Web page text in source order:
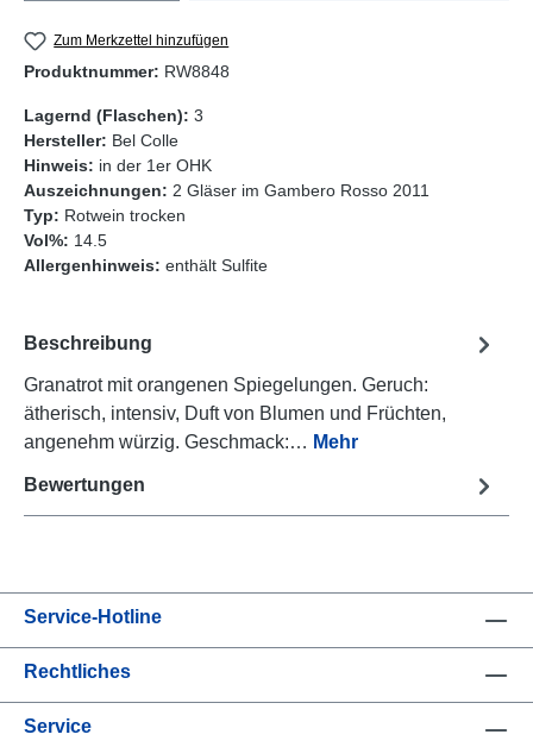
Zum Merkzettel hinzufügen
Produktnummer: RW8848
Lagernd (Flaschen): 3
Hersteller: Bel Colle
Hinweis: in der 1er OHK
Auszeichnungen: 2 Gläser im Gambero Rosso 2011
Typ: Rotwein trocken
Vol%: 14.5
Allergenhinweis: enthält Sulfite
Beschreibung
Granatrot mit orangenen Spiegelungen. Geruch:
ätherisch, intensiv, Duft von Blumen und Früchten,
angenehm würzig. Geschmack:… Mehr
Bewertungen
Service-Hotline
Rechtliches
Service